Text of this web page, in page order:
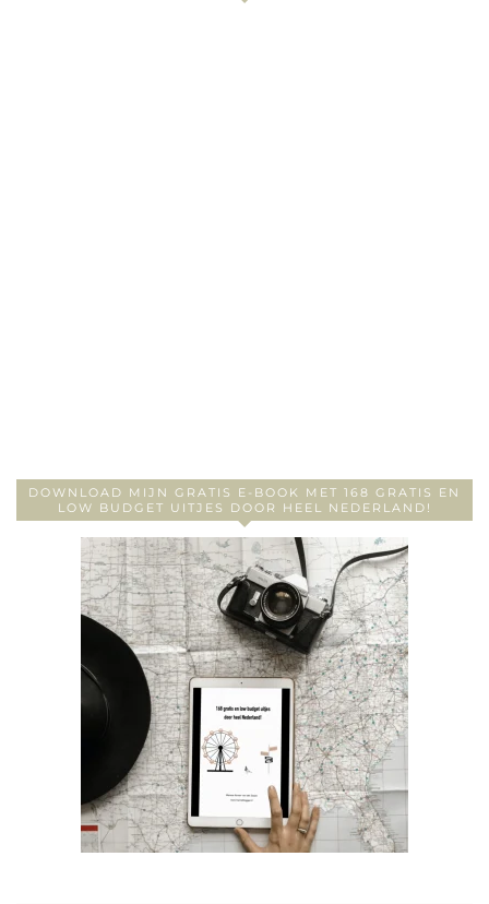
DOWNLOAD MIJN GRATIS E-BOOK MET 168 GRATIS EN
LOW BUDGET UITJES DOOR HEEL NEDERLAND!